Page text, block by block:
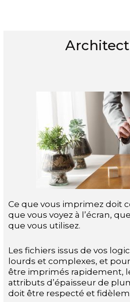
Ce que vous imprimez doit
que vous voyez à l’écran,
que vous utilisez.
Les fichiers issus de vos
lourds et complexes, et
être imprimés rapidement,
attributs d’épaisseur de
doit être respecté et